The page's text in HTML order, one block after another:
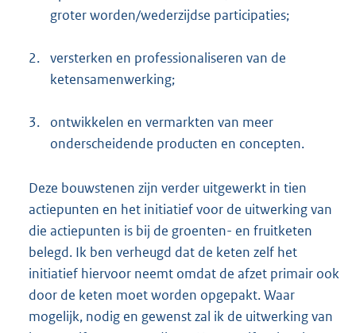
groter worden/wederzijdse participaties;
2. versterken en professionaliseren van de
ketensamenwerking;
3.
ontwikkelen en vermarkten van meer
onderscheidende producten en concepten.
Deze bouwstenen zijn verder uitgewerkt in tien
actiepunten en het initiatief voor de uitwerking van
die actiepunten is bij de groenten- en fruitketen
belegd. Ik ben verheugd dat de keten zelf het
initiatief hiervoor neemt omdat de afzet primair ook
door de keten moet worden opgepakt. Waar
mogelijk, nodig en gewenst zal ik de uitwerking van